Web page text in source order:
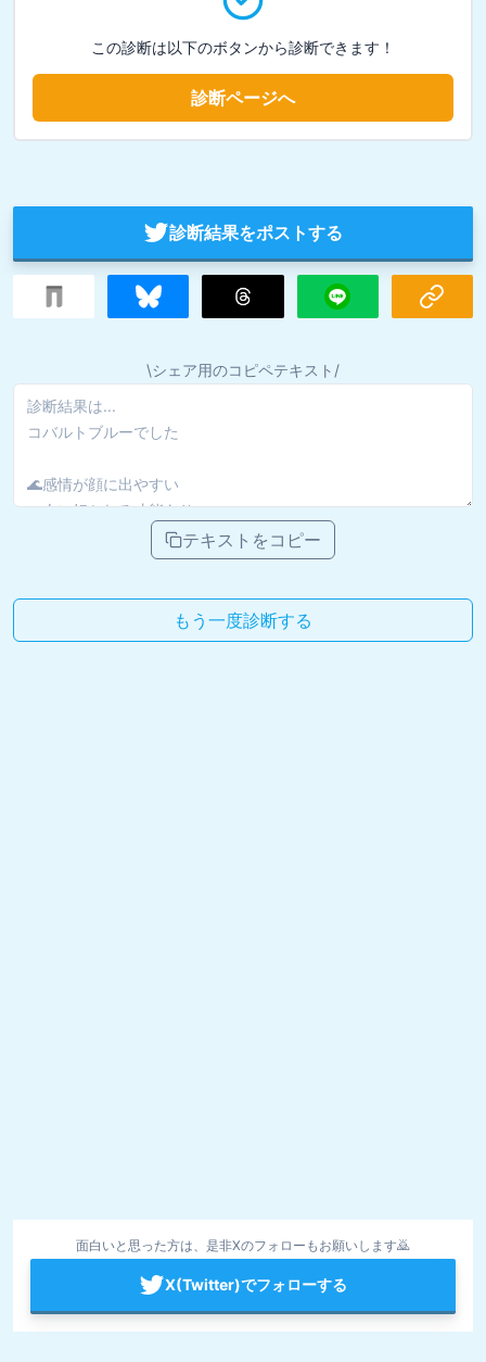
この診断は以下のボタンから診断できます！
診断ページへ
診断結果をポストする
\シェア用のコピペテキスト/
テキストをコピー
もう一度診断する
面白いと思った方は、是非Xのフォローもお願いします🙇
X(Twitter)でフォローする